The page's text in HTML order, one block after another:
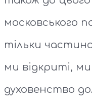
московського
тільки
ми відкриті,
духовенство